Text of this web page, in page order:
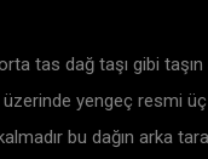
tas dağ taşı gibi taşın
yengeç resmi
bu dağın arka